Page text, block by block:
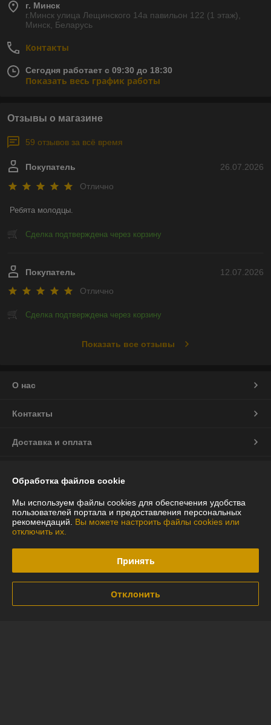
г. Минск
г.Минск улица Лещинского 14а павильон 122 (1 этаж),
Минск, Беларусь
Контакты
Сегодня работает с 09:30 до 18:30
Показать весь график работы
Отзывы о магазине
59 отзывов за всё время
26.07.2026
Покупатель
Отлично
Ребята молодцы.
Сделка подтверждена через корзину
12.07.2026
Покупатель
Отлично
Сделка подтверждена через корзину
Показать все отзывы
О нас
Контакты
Доставка и оплата
Полная версия сайта
Политика обработки cookies
Обработка файлов cookie
Мы используем файлы cookies для обеспечения удобства
пользователей портала и предоставления персональных
рекомендаций. Вы можете настроить файлы cookies или
отключить их.
Принять
Отклонить